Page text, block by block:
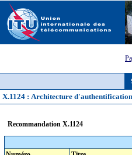
X.1124 : Architecture d'authentification
Recommandation X.1124